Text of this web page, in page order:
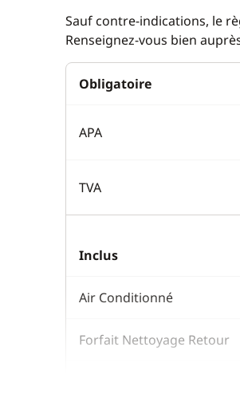
Sauf contre-indications, le
Renseignez-vous bien
Obligatoire
APA
TVA
Inclus
Air Conditionné
Forfait Nettoyage Retour